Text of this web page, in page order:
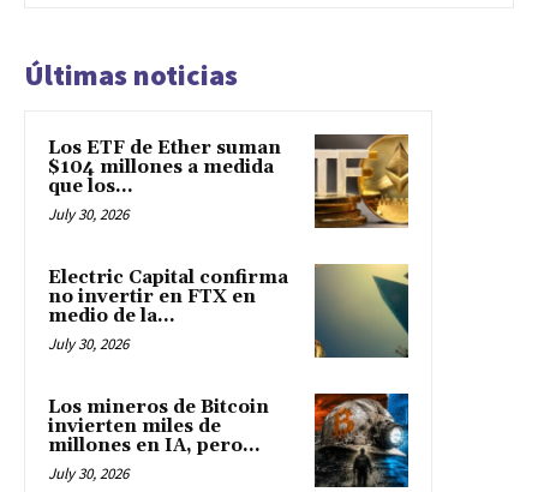
Últimas noticias
Los ETF de Ether suman
$104 millones a medida
que los...
July 30, 2026
Electric Capital confirma
no invertir en FTX en
medio de la...
July 30, 2026
Los mineros de Bitcoin
invierten miles de
millones en IA, pero...
July 30, 2026